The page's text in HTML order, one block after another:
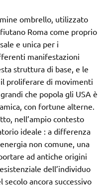
ombrello, utilizzato
Roma come proprio
e unica per i
manifestazioni
struttura di base, e le
il proliferare di movimenti
che popola gli USA è
con fortune alterne.
nell’ampio contesto
ideale : a differenza
non comune, una
ad antiche origini
dell’individuo
ancora successivo